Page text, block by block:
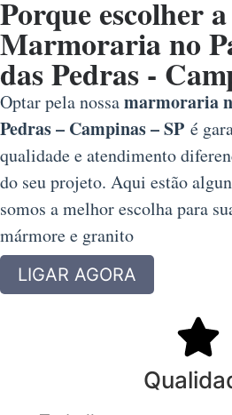
Porque escolher
Marmoraria no
das Pedras -
Optar pela nossamarmoraria
Pedras – Campinas – SP é
qualidade e atendimento
do seu projeto. Aqui estão
somos a melhor escolha para
mármore e granito
LIGAR AGORA